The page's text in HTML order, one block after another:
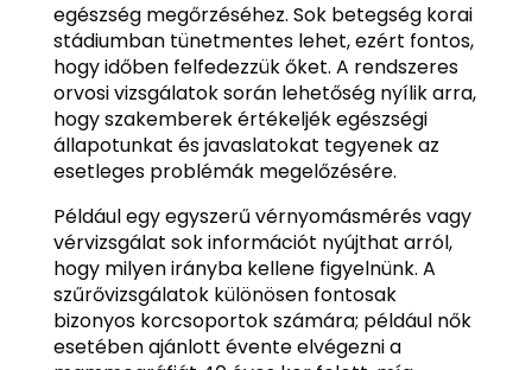
egészség megőrzéséhez. Sok betegség korai
stádiumban tünetmentes lehet, ezért fontos,
hogy időben felfedezzük őket. A rendszeres
orvosi vizsgálatok során lehetőség nyílik arra,
hogy szakemberek értékeljék egészségi
állapotunkat és javaslatokat tegyenek az
esetleges problémák megelőzésére.
Például egy egyszerű vérnyomásmérés vagy
vérvizsgálat sok információt nyújthat arról,
hogy milyen irányba kellene figyelnünk. A
szűrővizsgálatok különösen fontosak
bizonyos korcsoportok számára; például nők
esetében ajánlott évente elvégezni a